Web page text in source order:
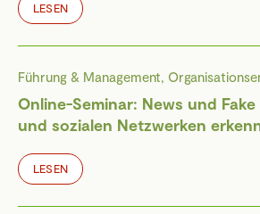
LESEN
Führung & Management,
Online-Seminar: News und
und sozialen Netzwerken
LESEN